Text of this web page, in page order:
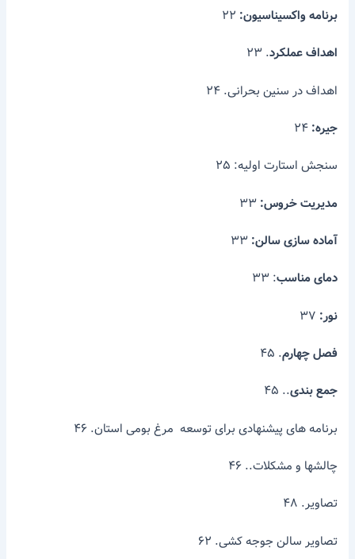
برنامه واکسیناسیون:
اهداف عملکرد. ۲۳
اهداف در سنین بحرانی. ۲۴
جیره: ۲۴
سنجش استارت اولیه: ۲۵
مدیریت خروس: ۳۳
آماده سازی سالن: ۳۳
دمای مناسب: ۳۳
نور:
فصل چهارم. ۴۵
جمع بندی.. ۴۵
برنامه های پیشنهادی برای توسعه مرغ بومی استان. ۴۶
چالشها و مشکلات.. ۴۶
تصاویر. ۴۸
تصاویر سالن جوجه کشی. ۶۲